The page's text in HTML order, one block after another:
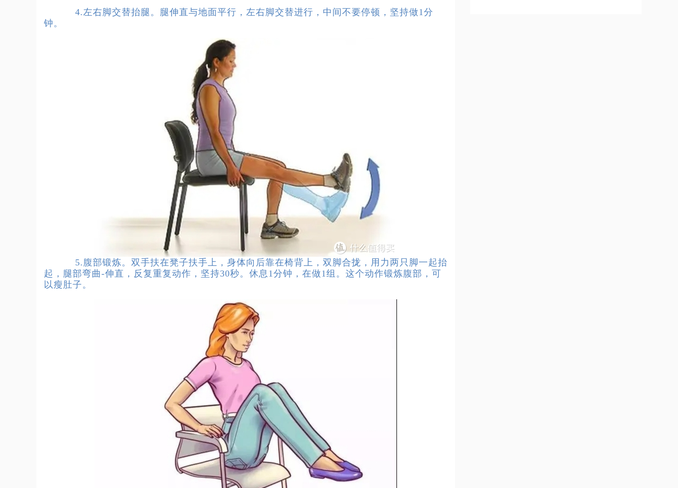
4.左右脚交替抬腿。腿伸直与地面平行，左右脚交替进行，中间不要停顿，坚持做1分
钟。
5.腹部锻炼。双手扶在凳子扶手上，身体向后靠在椅背上，双脚合拢，用力两只脚一起抬
起，腿部弯曲-伸直，反复重复动作，坚持30秒。休息1分钟，在做1组。这个动作锻炼腹部，可
以瘦肚子。